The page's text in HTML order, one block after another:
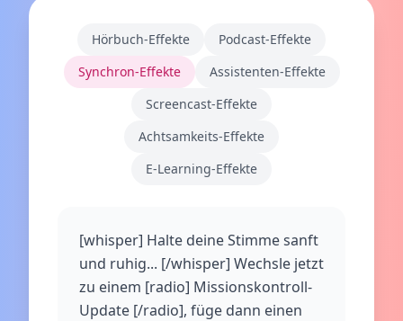
Hörbuch-Effekte
Podcast-Effekte
Synchron-Effekte
Assistenten-Effekte
Screencast-Effekte
Achtsamkeits-Effekte
E‑Learning-Effekte
[whisper] Halte deine Stimme sanft
und ruhig... [/whisper] Wechsle jetzt
zu einem [radio] Missionskontroll-
Update [/radio], füge dann einen